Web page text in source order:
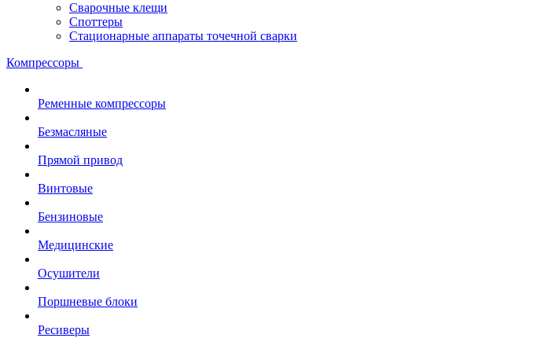
Сварочные клещи
Споттеры
Стационарные аппараты точечной сварки
Компрессоры
Ременные компрессоры
Безмасляные
Прямой привод
Винтовые
Бензиновые
Медицинские
Осушители
Поршневые блоки
Ресиверы